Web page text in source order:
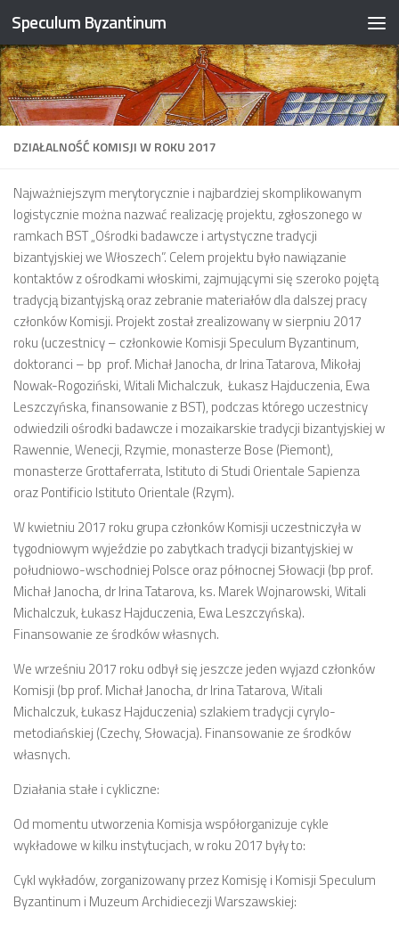
Skip to content
Speculum Byzantinum
DZIAŁALNOŚĆ KOMISJI W ROKU 2017
Najważniejszym merytorycznie i najbardziej skomplikowanym
logistycznie można nazwać realizację projektu, zgłoszonego w
ramkach BST „Ośrodki badawcze i artystyczne tradycji
bizantyjskiej we Włoszech”. Celem projektu było nawiązanie
kontaktów z ośrodkami włoskimi, zajmującymi się szeroko pojętą
tradycją bizantyjską oraz zebranie materiałów dla dalszej pracy
członków Komisji. Projekt został zrealizowany w sierpniu 2017
roku (uczestnicy – członkowie Komisji Speculum Byzantinum,
doktoranci – bp prof. Michał Janocha, dr Irina Tatarova, Mikołaj
Nowak-Rogoziński, Witali Michalczuk, Łukasz Hajduczenia, Ewa
Leszczyńska, finansowanie z BST), podczas którego uczestnicy
odwiedzili ośrodki badawcze i mozaikarskie tradycji bizantyjskiej w
Rawennie, Wenecji, Rzymie, monasterze Bose (Piemont),
monasterze Grottaferrata, Istituto di Studi Orientale Sapienza
oraz Pontificio Istituto Orientale (Rzym).
W kwietniu 2017 roku grupa członków Komisji uczestniczyła w
tygodniowym wyjeździe po zabytkach tradycji bizantyjskiej w
południowo-wschodniej Polsce oraz północnej Słowacji (bp prof.
Michał Janocha, dr Irina Tatarova, ks. Marek Wojnarowski, Witali
Michalczuk, Łukasz Hajduczenia, Ewa Leszczyńska).
Finansowanie ze środków własnych.
We wrześniu 2017 roku odbył się jeszcze jeden wyjazd członków
Komisji (bp prof. Michał Janocha, dr Irina Tatarova, Witali
Michalczuk, Łukasz Hajduczenia) szlakiem tradycji cyrylo-
metodiańskiej (Czechy, Słowacja). Finansowanie ze środków
własnych.
Działania stałe i cykliczne:
Od momentu utworzenia Komisja współorganizuje cykle
wykładowe w kilku instytucjach, w roku 2017 były to:
Cykl wykładów, zorganizowany przez Komisję i Komisji Speculum
Byzantinum i Muzeum Archidiecezji Warszawskiej: